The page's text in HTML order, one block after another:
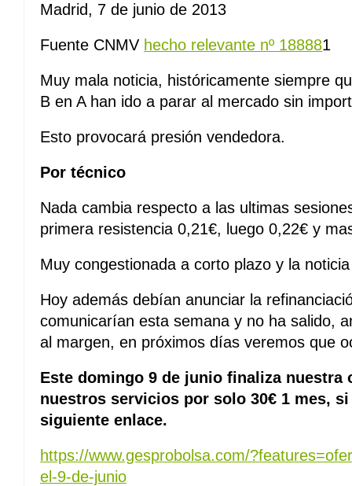
Madrid, 7 de junio de 2013
Fuente CNMV hecho relevante nº 188881
Muy mala noticia, históricamente siempre
B en A han ido a parar al mercado sin
Esto provocará presión vendedora.
Por técnico
Nada cambia respecto a las ultimas
primera resistencia 0,21€, luego 0,22€ y
Muy congestionada a corto plazo y la
Hoy además debían anunciar la
comunicarían esta semana y no ha salido,
al margen, en próximos días veremos que
Este domingo 9 de junio finaliza nuestra
nuestros servicios por solo 30€ 1 mes,
siguiente enlace.
https://www.gesprobolsa.com/
el-9-de-junio